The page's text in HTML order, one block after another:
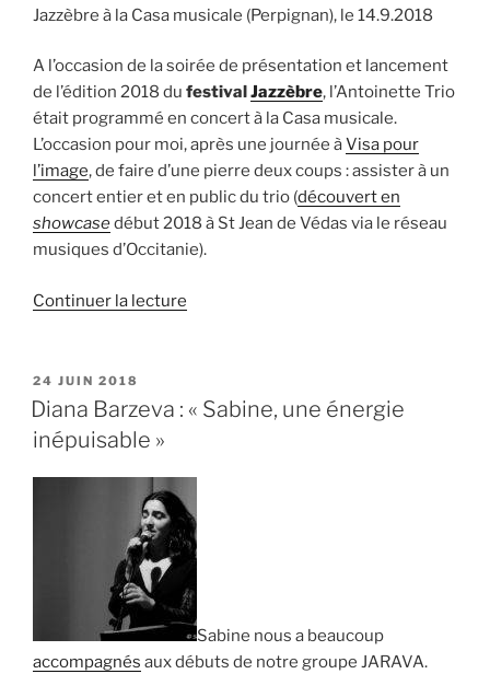
Jazzèbre à la Casa musicale (Perpignan), le 14.9.2018
A l’occasion de la soirée de présentation et lancement
de l’édition 2018 du festivalJazzèbre, l’Antoinette Trio
était programmé en concert à la Casa musicale.
L’occasion pour moi, après une journée àVisa pour
l’image, de faire d’une pierre deux coups : assister à un
concert entier et en public du trio (découvert en
showcasedébut 2018 à St Jean de Védas via le réseau
musiques d’Occitanie).
Continuer la lecture
le
PUBLIÉ
LE
24 JUIN 2018
Diana Barzeva : « Sabine, une énergie
inépuisable »
Sabine nous a beaucoup
accompagnés aux débuts de notre groupe JARAVA.